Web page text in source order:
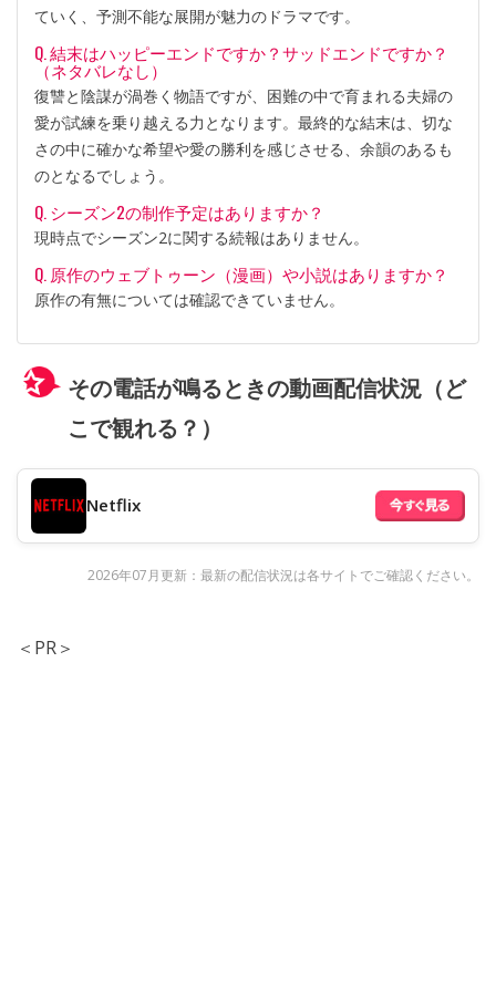
ていく、予測不能な展開が魅力のドラマです。
Q. 結末はハッピーエンドですか？サッドエンドですか？
（ネタバレなし）
復讐と陰謀が渦巻く物語ですが、困難の中で育まれる夫婦の
愛が試練を乗り越える力となります。最終的な結末は、切な
さの中に確かな希望や愛の勝利を感じさせる、余韻のあるも
のとなるでしょう。
Q. シーズン2の制作予定はありますか？
現時点でシーズン2に関する続報はありません。
Q. 原作のウェブトゥーン（漫画）や小説はありますか？
原作の有無については確認できていません。
その電話が鳴るときの動画配信状況（ど
こで観れる？）
Netflix
2026年07月更新：最新の配信状況は各サイトでご確認ください。
＜PR＞